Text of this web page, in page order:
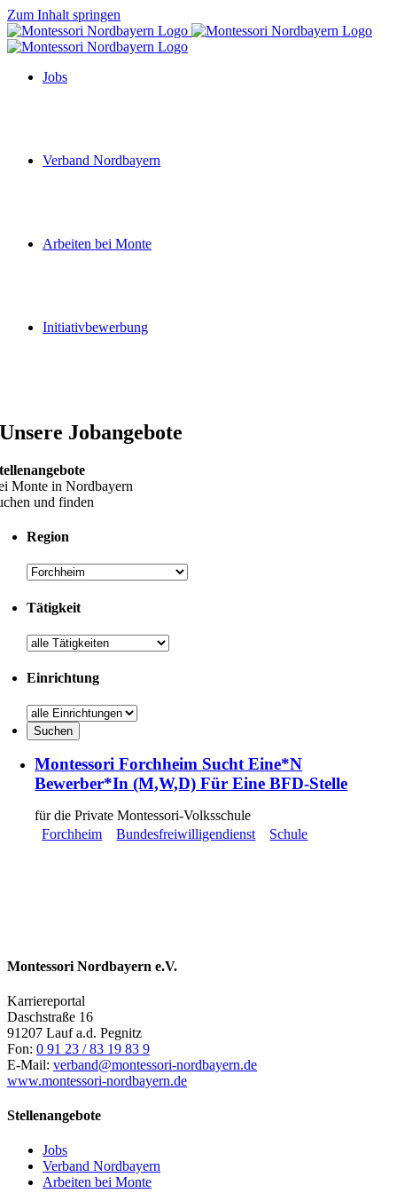
Zum Inhalt springen
Jobs
Verband Nordbayern
Arbeiten bei Monte
Initiativbewerbung
Unsere Jobangebote
Monte in Nordbayern
und finden
Region
Tätigkeit
Einrichtung
Montessori Forchheim Sucht Eine*n
Bewerber*in (m,w,d) Für Eine BFD-Stelle
für die Private Montessori-Volksschule
Forchheim
Bundesfreiwilligendienst Schule
Montessori Nordbayern e.V.
Karriereportal
Daschstraße 16
91207 Lauf a.d. Pegnitz
Fon: 0 91 23 / 83 19 83 9
E-Mail: verband@montessori-nordbayern.de
www.montessori-nordbayern.de
Stellenangebote
Jobs
Verband Nordbayern
Arbeiten bei Monte